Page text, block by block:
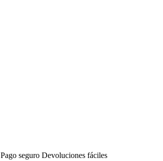
Pago seguro Devoluciones fáciles